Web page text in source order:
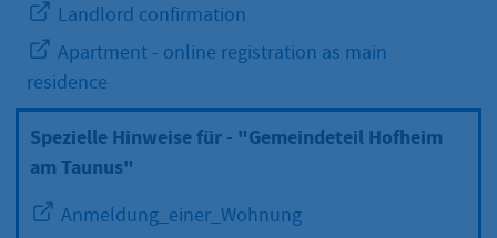
Landlord confirmation
Apartment - online registration as main
residence
Spezielle Hinweise für - "Gemeindeteil Hofheim
am Taunus"
Anmeldung_einer_Wohnung